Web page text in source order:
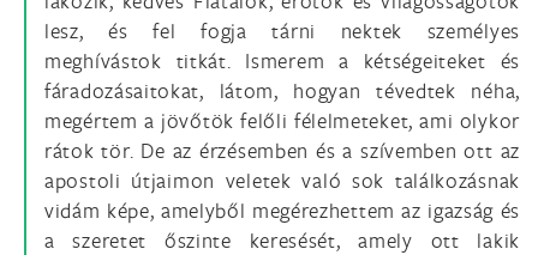
lesz, és fel fogja tárni nektek személyes
meghívástok titkát. Ismerem a kétségeiteket és
fáradozásaitokat, látom, hogyan tévedtek néha,
megértem a jövőtök felőli félelmeteket, ami olykor
rátok tör. De az érzésemben és a szívemben ott az
apostoli útjaimon veletek való sok találkozásnak
vidám képe, amelyből megérezhettem az igazság és
a szeretet őszinte keresését, amely ott lakik